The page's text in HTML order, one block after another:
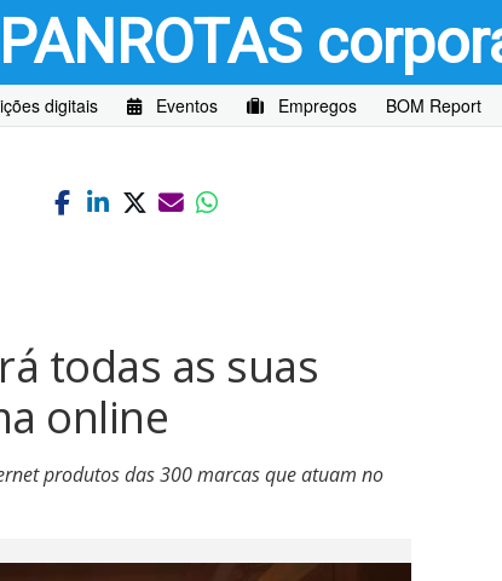
PANROTAS
digitais Eventos Empregos BOM Report
todas as suas
online
produtos das 300 marcas que atuam no